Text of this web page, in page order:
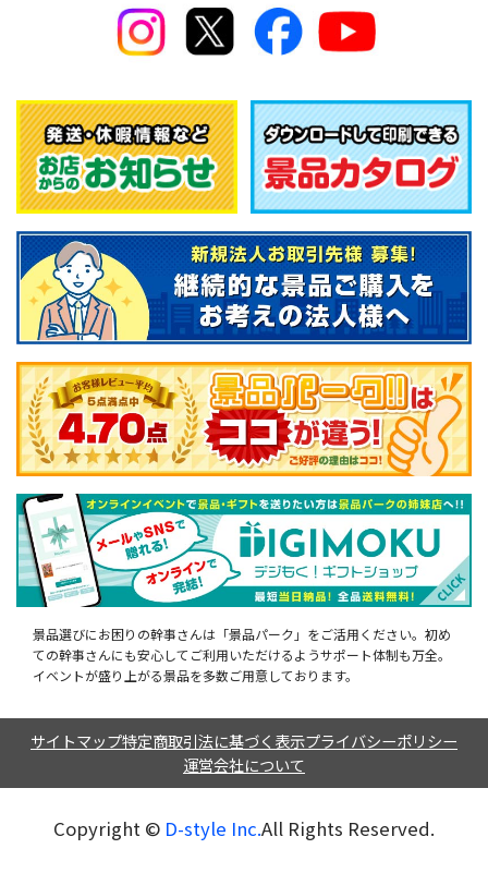
景品選びにお困りの幹事さんは「景品パーク」をご活用ください。初め
ての幹事さんにも安心してご利用いただけるようサポート体制も万全。
イベントが盛り上がる景品を多数ご用意しております。
サイトマップ特定商取引法に基づく表示プライバシーポリシー
運営会社について
Copyright ©︎ D-style Inc.All Rights Reserved.